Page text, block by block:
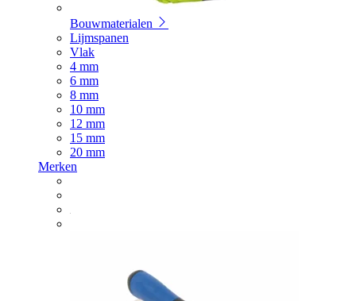
Bouwmaterialen
Lijmspanen
Vlak
4 mm
6 mm
8 mm
10 mm
12 mm
15 mm
20 mm
Merken